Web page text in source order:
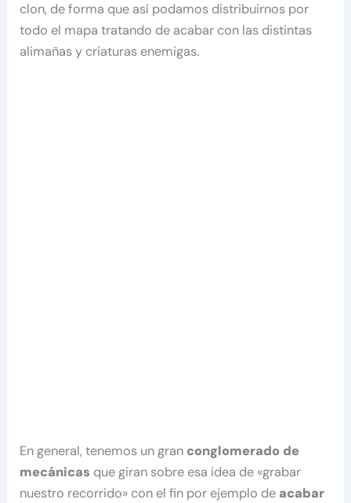
clon, de forma que así podamos distribuirnos por
todo el mapa tratando de acabar con las distintas
alimañas y criaturas enemigas.
En general, tenemos un gran conglomerado de
mecánicas que giran sobre esa idea de «grabar
nuestro recorrido» con el fin por ejemplo de acabar